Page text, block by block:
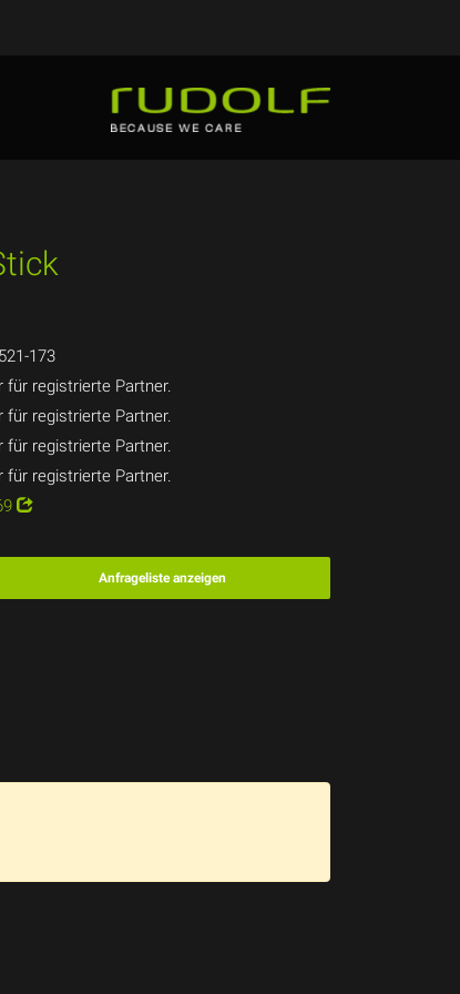
173
für registrierte Partner.
für registrierte Partner.
für registrierte Partner.
für registrierte Partner.
Anfrageliste anzeigen